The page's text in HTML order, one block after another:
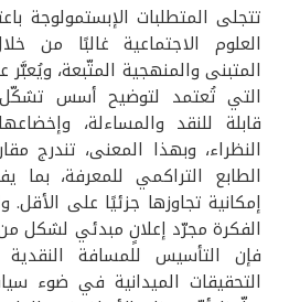
تتجلى المتطلبات الإبستمولوجة
العلوم الاجتماعية غالبًا من
المتبنى والمنهجية المتّبعة،
التي تُعتمد لتوضيح أسس تشكّل
قابلة للنقد والمساءلة،
النظراء، وبهذا المعنى، تندرج
الطابع التراكمي للمعرفة، بما
إمكانية تجاوزها جزئيًا على
الفكرة مجرّد إعلانٍ مبدئي لشكل من
فإن التأسيس للمسافة
التحقيقات الميدانية في ضوء